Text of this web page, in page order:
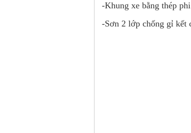
-Khung xe bằng
-Sơn 2 lớp chống gỉ kết